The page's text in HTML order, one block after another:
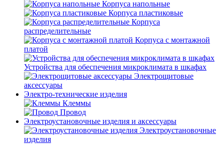
Корпуса напольные
Корпуса пластиковые
Корпуса
распределительные
Корпуса с монтажной
платой
Устройства для обеспечения микроклимата в шкафах
Электрощитовые
аксессуары
Электро-технические изделия
Клеммы
Провод
Электроустановочные изделия и аксессуары
Электроустановочные
изделия